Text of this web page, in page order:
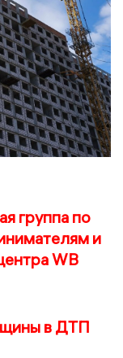
группа по
и
WB
в ДТП